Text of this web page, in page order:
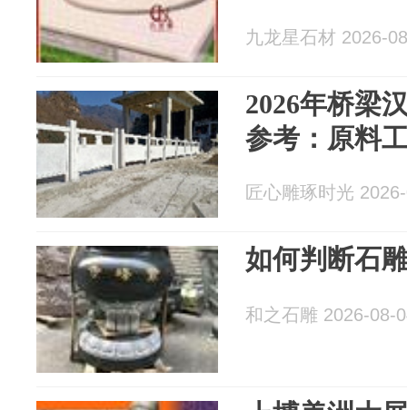
九龙星石材 2026-
2026年桥梁
参考：原料
匠心雕琢时光
如何判断石
和之石雕 2026-08-